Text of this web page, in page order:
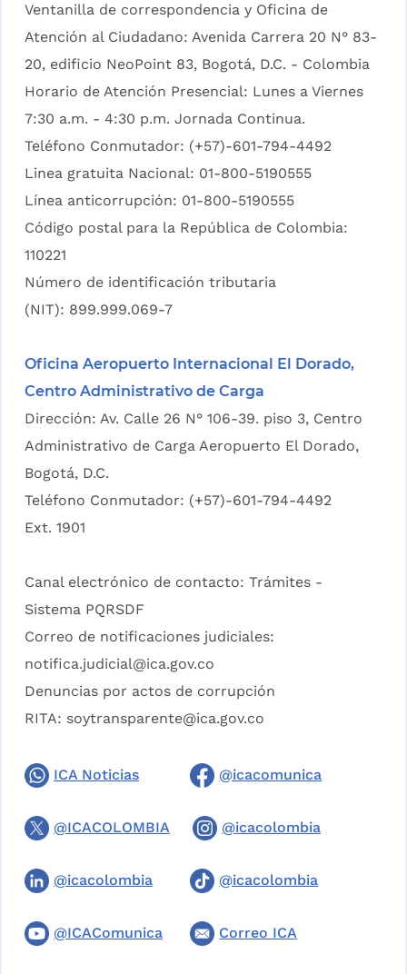
Ventanilla de correspondencia y Oficina de
Atención al Ciudadano: Avenida Carrera 20 N° 83-
20, edificio NeoPoint 83, Bogotá, D.C. - Colombia
Horario de Atención Presencial: Lunes a Viernes
7:30 a.m. - 4:30 p.m. Jornada Continua.
Teléfono Conmutador: (+57)-601-794-4492
Linea gratuita Nacional: 01-800-5190555
Línea anticorrupción: 01-800-5190555
Código postal para la República de Colombia:
110221
Número de identificación tributaria
(NIT): 899.999.069-7
Oficina Aeropuerto Internacional El Dorado,
Centro Administrativo de Carga
Dirección: Av. Calle 26 N° 106-39. piso 3, Centro
Administrativo de Carga Aeropuerto El Dorado,
Bogotá, D.C.
Teléfono Conmutador: (+57)-601-794-4492
Ext. 1901
Canal electrónico de contacto: Trámites -
Sistema PQRSDF
Correo de notificaciones judiciales:
notifica.judicial@ica.gov.co
Denuncias por actos de corrupción
RITA: soytransparente@ica.gov.co
ICA Noticias @icacomunica
@ICACOLOMBIA @icacolombia
@icacolombia @icacolombia
@ICAComunica Correo ICA